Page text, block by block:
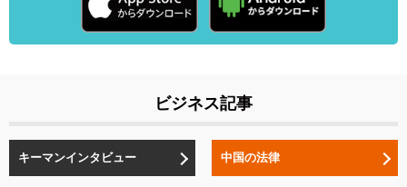
ビジネス記事
キーマンインタビュー 中国の法律